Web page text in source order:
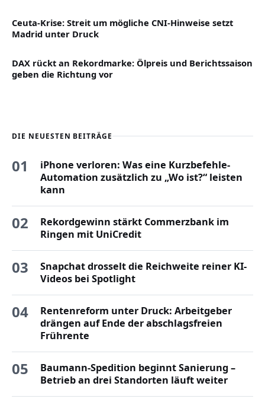
Ceuta-Krise: Streit um mögliche CNI-Hinweise setzt
Madrid unter Druck
DAX rückt an Rekordmarke: Ölpreis und Berichtssaison
geben die Richtung vor
DIE NEUESTEN BEITRÄGE
01
iPhone verloren: Was eine Kurzbefehle-
Automation zusätzlich zu „Wo ist?“ leisten
kann
02
Rekordgewinn stärkt Commerzbank im
Ringen mit UniCredit
03
Snapchat drosselt die Reichweite reiner KI-
Videos bei Spotlight
04
Rentenreform unter Druck: Arbeitgeber
drängen auf Ende der abschlagsfreien
Frührente
05
Baumann-Spedition beginnt Sanierung –
Betrieb an drei Standorten läuft weiter